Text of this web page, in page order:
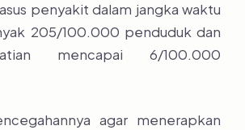
penyakit dalam jangka waktu
205/100.000 penduduk dan
mencapai 6/100.000
agar menerapkan